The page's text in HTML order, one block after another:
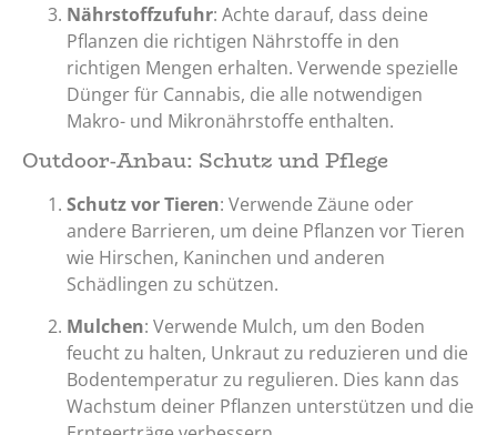
Nährstoffzufuhr: Achte darauf, dass deine
Pflanzen die richtigen Nährstoffe in den
richtigen Mengen erhalten. Verwende spezielle
Dünger für Cannabis, die alle notwendigen
Makro- und Mikronährstoffe enthalten.
Outdoor-Anbau: Schutz und Pflege
Schutz vor Tieren: Verwende Zäune oder
andere Barrieren, um deine Pflanzen vor Tieren
wie Hirschen, Kaninchen und anderen
Schädlingen zu schützen.
Mulchen: Verwende Mulch, um den Boden
feucht zu halten, Unkraut zu reduzieren und die
Bodentemperatur zu regulieren. Dies kann das
Wachstum deiner Pflanzen unterstützen und die